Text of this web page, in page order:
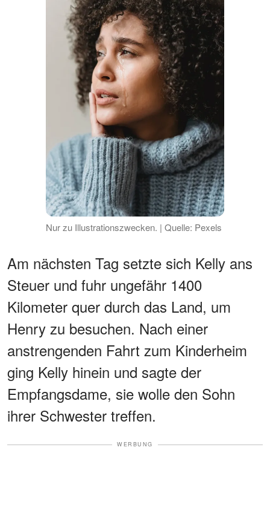
Nur zu Illustrationszwecken. | Quelle: Pexels
Am nächsten Tag setzte sich Kelly ans
Steuer und fuhr ungefähr 1400
Kilometer quer durch das Land, um
Henry zu besuchen. Nach einer
anstrengenden Fahrt zum Kinderheim
ging Kelly hinein und sagte der
Empfangsdame, sie wolle den Sohn
ihrer Schwester treffen.
WERBUNG